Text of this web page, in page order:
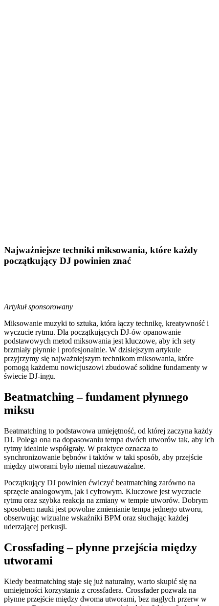
Najważniejsze techniki miksowania, które każdy
początkujący DJ powinien znać
Artykuł sponsorowany
Miksowanie muzyki to sztuka, która łączy technikę, kreatywność i
wyczucie rytmu. Dla początkujących DJ-ów opanowanie
podstawowych metod miksowania jest kluczowe, aby ich sety
brzmiały płynnie i profesjonalnie. W dzisiejszym artykule
przyjrzymy się najważniejszym technikom miksowania, które
pomogą każdemu nowicjuszowi zbudować solidne fundamenty w
świecie DJ-ingu.
Beatmatching – fundament płynnego
miksu
Beatmatching to podstawowa umiejętność, od której zaczyna każdy
DJ. Polega ona na dopasowaniu tempa dwóch utworów tak, aby ich
rytmy idealnie współgrały. W praktyce oznacza to
synchronizowanie bębnów i taktów w taki sposób, aby przejście
między utworami było niemal niezauważalne.
Początkujący DJ powinien ćwiczyć beatmatching zarówno na
sprzęcie analogowym, jak i cyfrowym. Kluczowe jest wyczucie
rytmu oraz szybka reakcja na zmiany w tempie utworów. Dobrym
sposobem nauki jest powolne zmienianie tempa jednego utworu,
obserwując wizualne wskaźniki BPM oraz słuchając każdej
uderzającej perkusji.
Crossfading – płynne przejścia między
utworami
Kiedy beatmatching staje się już naturalny, warto skupić się na
umiejętności korzystania z crossfadera. Crossfader pozwala na
płynne przejście między dwoma utworami, bez nagłych przerw w